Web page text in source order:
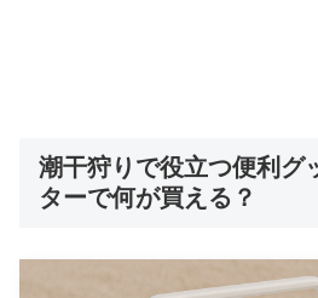
潮干狩りで役立つ便利グ
ターで何が買える？